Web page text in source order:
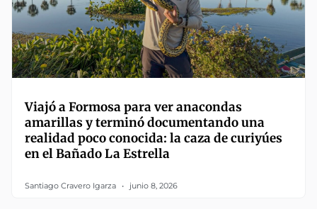
Viajó a Formosa para ver anacondas
amarillas y terminó documentando una
realidad poco conocida: la caza de curiyúes
en el Bañado La Estrella
Santiago Cravero Igarza junio 8, 2026